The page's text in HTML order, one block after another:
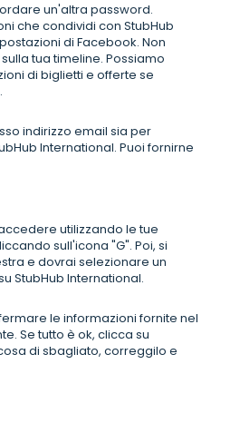
un'altra password.
che condividi con StubHub
di Facebook. Non
tua timeline. Possiamo
di biglietti e offerte se
indirizzo email sia per
International. Puoi fornirne
utilizzando le tue
sull'icona "G". Poi, si
e dovrai selezionare un
StubHub International.
le informazioni fornite nel
Se tutto è ok, clicca su
di sbagliato, correggilo e